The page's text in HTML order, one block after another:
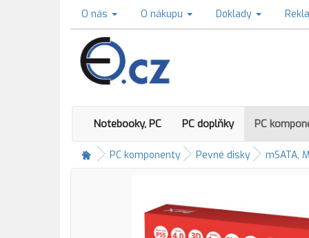
O nás O nákupu Doklady
Notebooky, PC PC doplňky PC
PC komponenty Pevné disky mSATA,